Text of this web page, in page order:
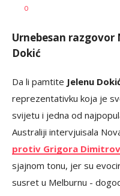
AUTOR
0
Urnebesan
Dokić
Da li pamtite Jelenu
reprezentativku koja je
svijetu i jedna od
Australiji intervjuisala
protiv Grigora
sjajnom tonu, jer su
susret u Melburnu -